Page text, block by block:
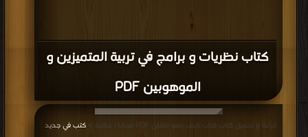
كتاب نظريات و برامج في تربية المتميزين و
الموهوبين PDF
قراءة و تحميل كتاب كتاب كيف ينمو طفلى PDF مجانا | مكتبة > كتب في جديد